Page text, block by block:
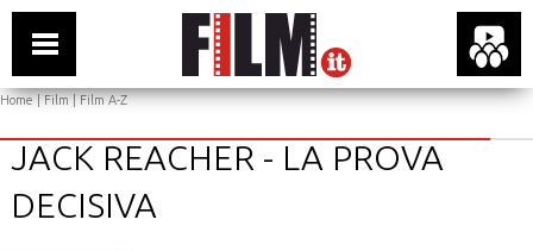
Home|Film|Film A-Z
JACK REACHER - LA PROVA
DECISIVA